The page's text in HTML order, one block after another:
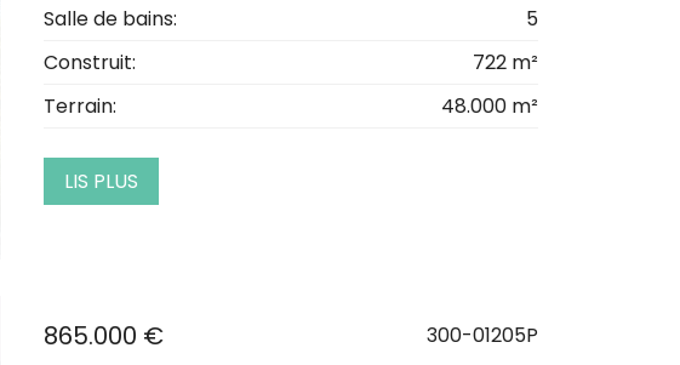
Salle de bains:
5
Construit:
722 m²
Terrain:
48.000 m²
LIS PLUS
865.000 € 300-01205P